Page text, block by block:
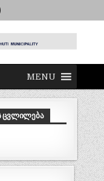
MENU
ᲪᲕᲚᲘᲚᲔᲑᲐ